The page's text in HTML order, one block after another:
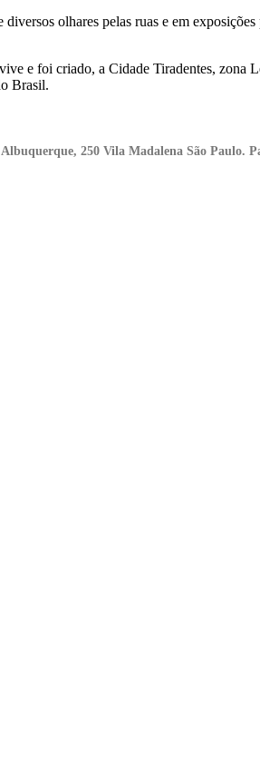
olhares pelas ruas e em
e foi criado, a Cidade Tiradentes, zona
Brasil.
250 Vila Madalena São Paulo.